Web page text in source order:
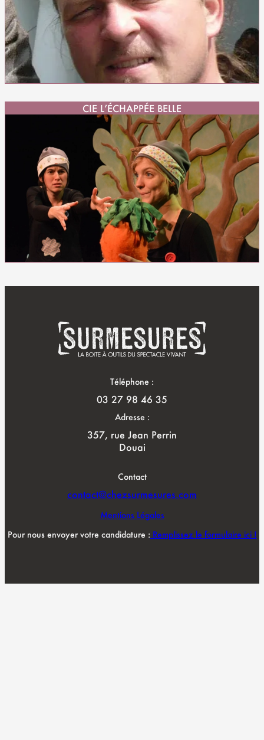
CIE L’ÉCHAPPÉE BELLE
Téléphone :
03 27 98 46 35
Adresse :
357, rue Jean Perrin
Douai
Contact
contact@chezsurmesures.com
Mentions Légales
Pour nous envoyer votre candidature : Remplissez le formulaire ici !